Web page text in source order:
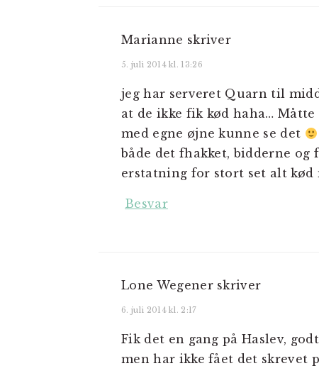
Marianne skriver
5. juli 2014 kl. 13:26
jeg har serveret Quarn til
at de ikke fik kød haha…
med egne øjne kunne se det
både det fhakket, bidderne og
erstatning for stort set alt
Besvar
Lone Wegener skriver
6. juli 2014 kl. 2:17
Fik det en gang på Haslev,
men har ikke fået det skrevet